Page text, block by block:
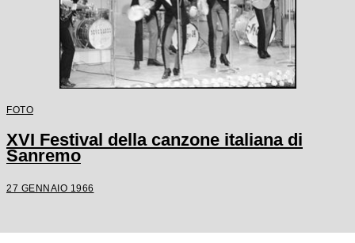
FOTO
XVI Festival della canzone italiana di
Sanremo
27 GENNAIO 1966